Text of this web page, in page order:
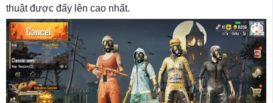
thuật được đẩy lên cao nhất.